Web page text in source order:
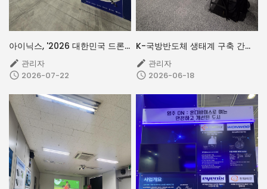
아이닉스, '2026 대한민국 드론·UAM 박람회' 참가
 관리자
 2026-07-22
K-국방반도체 생태계 구축 간담회 참석
 관리자
 2026-06-18